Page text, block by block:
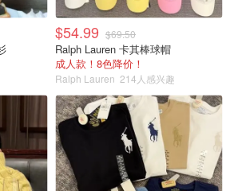
$54.99 $69.50
Ralph Lauren 卡其棒球帽
成人款！8色降价！
Ralph Lauren 214人感兴趣